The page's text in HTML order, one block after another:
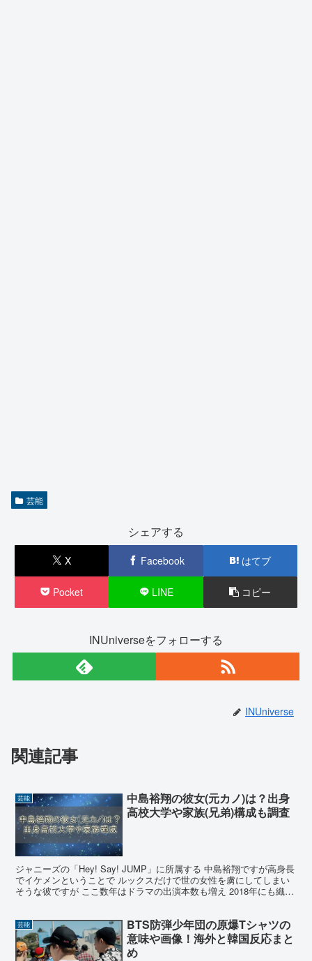
芸能
シェアする
X Facebook はてブ
Pocket LINE コピー
INUniverseをフォローする
INUniverse
関連記事
芸能
中島裕翔の彼女(元カノ)は？出身
高校大学や家族(兄弟)構成も調査
ジャニーズの「Hey! Say! JUMP」に所属する 中島裕翔ですが高身長
でイケメンということで ルックスだけで世の女性を虜にしてしまい
そうな彼ですが ここ数年はドラマの出演本数も増え 2018年にも織田
芸能
BTS防弾少年団の原爆Tシャツの
意味や画像！海外と韓国反応まと
め